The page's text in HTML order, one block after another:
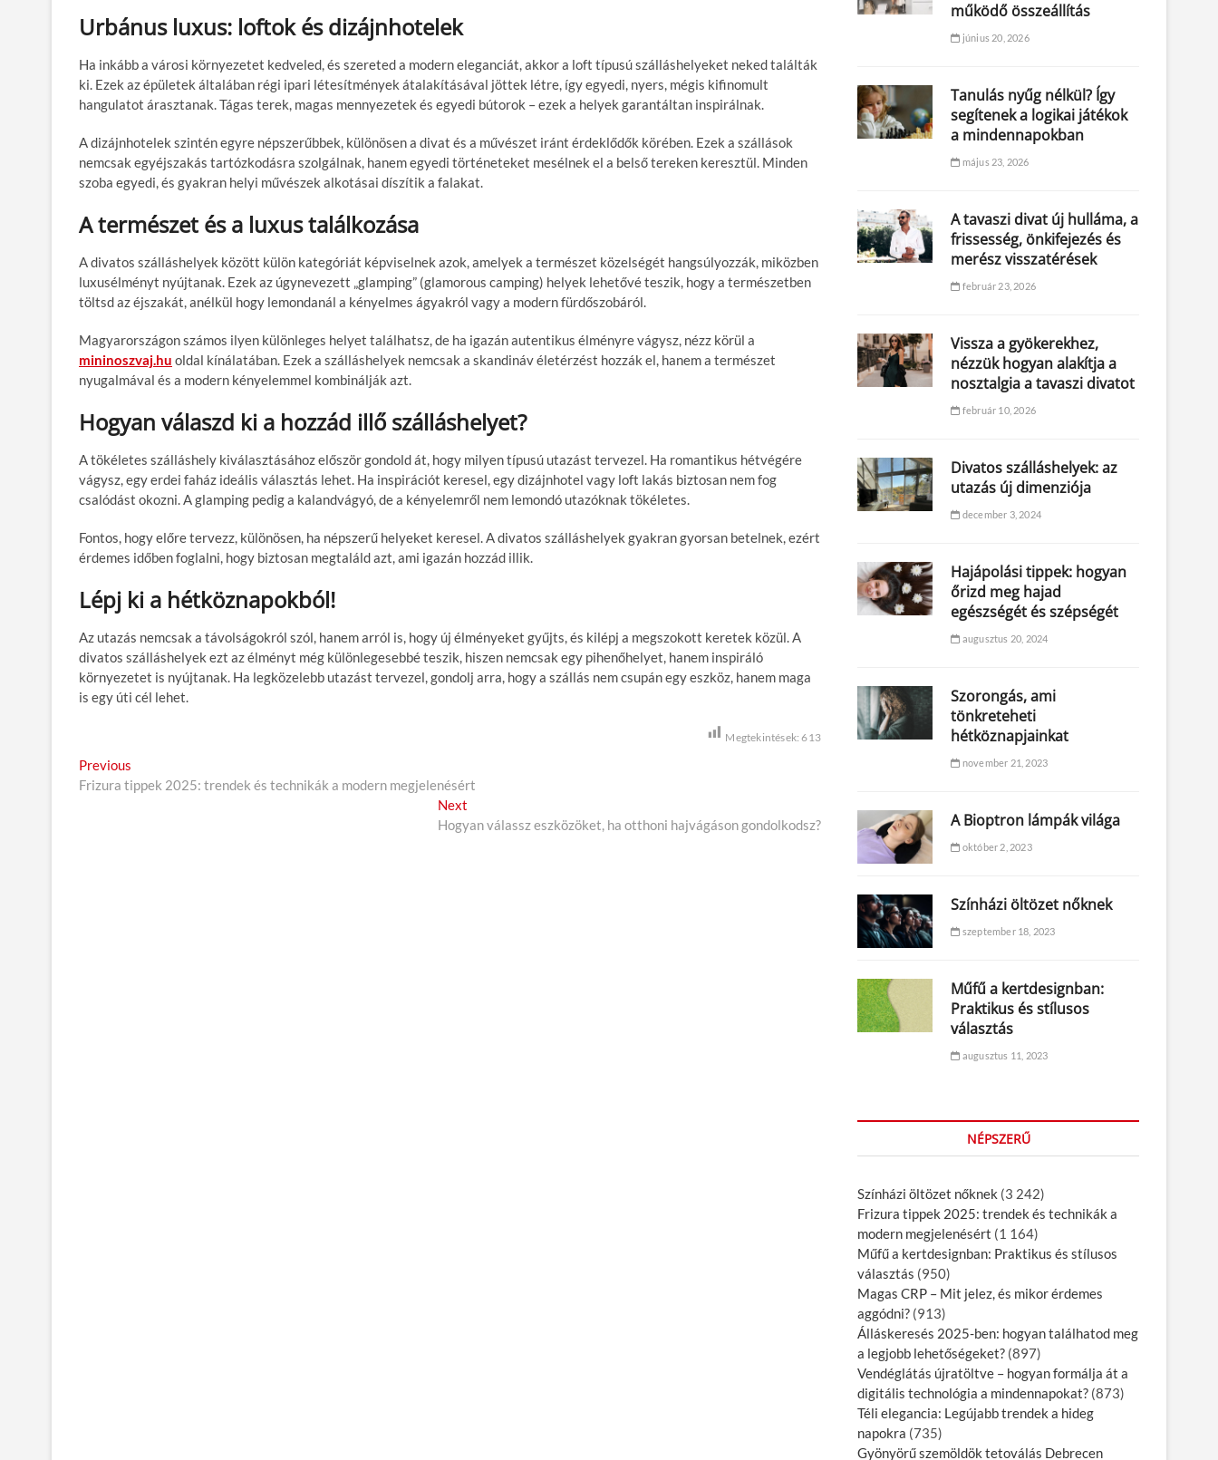
Urbánus luxus: loftok és dizájnhotelek
Ha inkább a városi környezetet kedveled, és szereted a modern eleganciát, akkor a loft típusú szálláshelyeket neked találták
ki. Ezek az épületek általában régi ipari létesítmények átalakításával jöttek létre, így egyedi, nyers, mégis kifinomult
hangulatot árasztanak. Tágas terek, magas mennyezetek és egyedi bútorok – ezek a helyek garantáltan inspirálnak.
A dizájnhotelek szintén egyre népszerűbbek, különösen a divat és a művészet iránt érdeklődők körében. Ezek a szállások
nemcsak egyéjszakás tartózkodásra szolgálnak, hanem egyedi történeteket mesélnek el a belső tereken keresztül. Minden
szoba egyedi, és gyakran helyi művészek alkotásai díszítik a falakat.
A természet és a luxus találkozása
A divatos szálláshelyek között külön kategóriát képviselnek azok, amelyek a természet közelségét hangsúlyozzák, miközben
luxusélményt nyújtanak. Ezek az úgynevezett „glamping” (glamorous camping) helyek lehetővé teszik, hogy a természetben
töltsd az éjszakát, anélkül hogy lemondanál a kényelmes ágyakról vagy a modern fürdőszobáról.
Magyarországon számos ilyen különleges helyet találhatsz, de ha igazán autentikus élményre vágysz, nézz körül a
mininoszvaj.hu oldal kínálatában. Ezek a szálláshelyek nemcsak a skandináv életérzést hozzák el, hanem a természet
nyugalmával és a modern kényelemmel kombinálják azt.
Hogyan válaszd ki a hozzád illő szálláshelyet?
A tökéletes szálláshely kiválasztásához először gondold át, hogy milyen típusú utazást tervezel. Ha romantikus hétvégére
vágysz, egy erdei faház ideális választás lehet. Ha inspirációt keresel, egy dizájnhotel vagy loft lakás biztosan nem fog
csalódást okozni. A glamping pedig a kalandvágyó, de a kényelemről nem lemondó utazóknak tökéletes.
Fontos, hogy előre tervezz, különösen, ha népszerű helyeket keresel. A divatos szálláshelyek gyakran gyorsan betelnek, ezért
érdemes időben foglalni, hogy biztosan megtaláld azt, ami igazán hozzád illik.
Lépj ki a hétköznapokból!
Az utazás nemcsak a távolságokról szól, hanem arról is, hogy új élményeket gyűjts, és kilépj a megszokott keretek közül. A
divatos szálláshelyek ezt az élményt még különlegesebbé teszik, hiszen nemcsak egy pihenőhelyet, hanem inspiráló
környezetet is nyújtanak. Ha legközelebb utazást tervezel, gondolj arra, hogy a szállás nem csupán egy eszköz, hanem maga
is egy úti cél lehet.
Megtekintések: 613
B
e
Previous
r
Frizura tippek 2025: trendek és technikák a modern megjelenésért
Next
e
Hogyan válassz eszközöket, ha otthoni hajvágáson gondolkodsz?
működő összeállítás
június 20, 2026
Tanulás nyűg nélkül? Így
segítenek a logikai játékok
a mindennapokban
május 23, 2026
A tavaszi divat új hulláma, a
frissesség, önkifejezés és
merész visszatérések
február 23, 2026
Vissza a gyökerekhez,
nézzük hogyan alakítja a
nosztalgia a tavaszi divatot
február 10, 2026
Divatos szálláshelyek: az
utazás új dimenziója
december 3, 2024
Hajápolási tippek: hogyan
őrizd meg hajad
egészségét és szépségét
augusztus 20, 2024
Szorongás, ami
tönkreteheti
hétköznapjainkat
november 21, 2023
A Bioptron lámpák világa
október 2, 2023
Színházi öltözet nőknek
szeptember 18, 2023
Műfű a kertdesignban:
Praktikus és stílusos
választás
augusztus 11, 2023
NÉPSZERŰ
Színházi öltözet nőknek (3 242)
Frizura tippek 2025: trendek és technikák a
modern megjelenésért (1 164)
Műfű a kertdesignban: Praktikus és stílusos
választás (950)
Magas CRP – Mit jelez, és mikor érdemes
aggódni? (913)
Álláskeresés 2025-ben: hogyan találhatod meg
a legjobb lehetőségeket? (897)
Vendéglátás újratöltve – hogyan formálja át a
digitális technológia a mindennapokat? (873)
Téli elegancia: Legújabb trendek a hideg
napokra (735)
Gyönyörű szemöldök tetoválás Debrecen